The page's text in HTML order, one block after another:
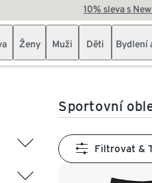
10% sleva s
Ženy Muži Děti Bydlení
Sportovní
Filtrovat &